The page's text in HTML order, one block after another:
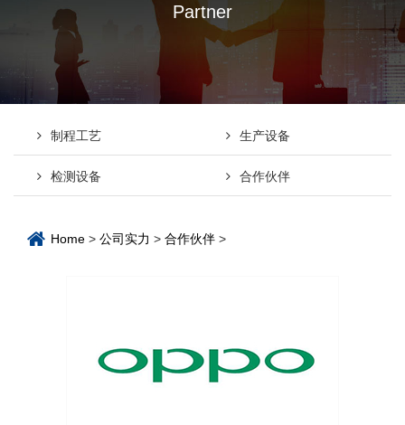
Partner
制程工艺 生产设备
检测设备 合作伙伴
Home > 公司实力 > 合作伙伴 >